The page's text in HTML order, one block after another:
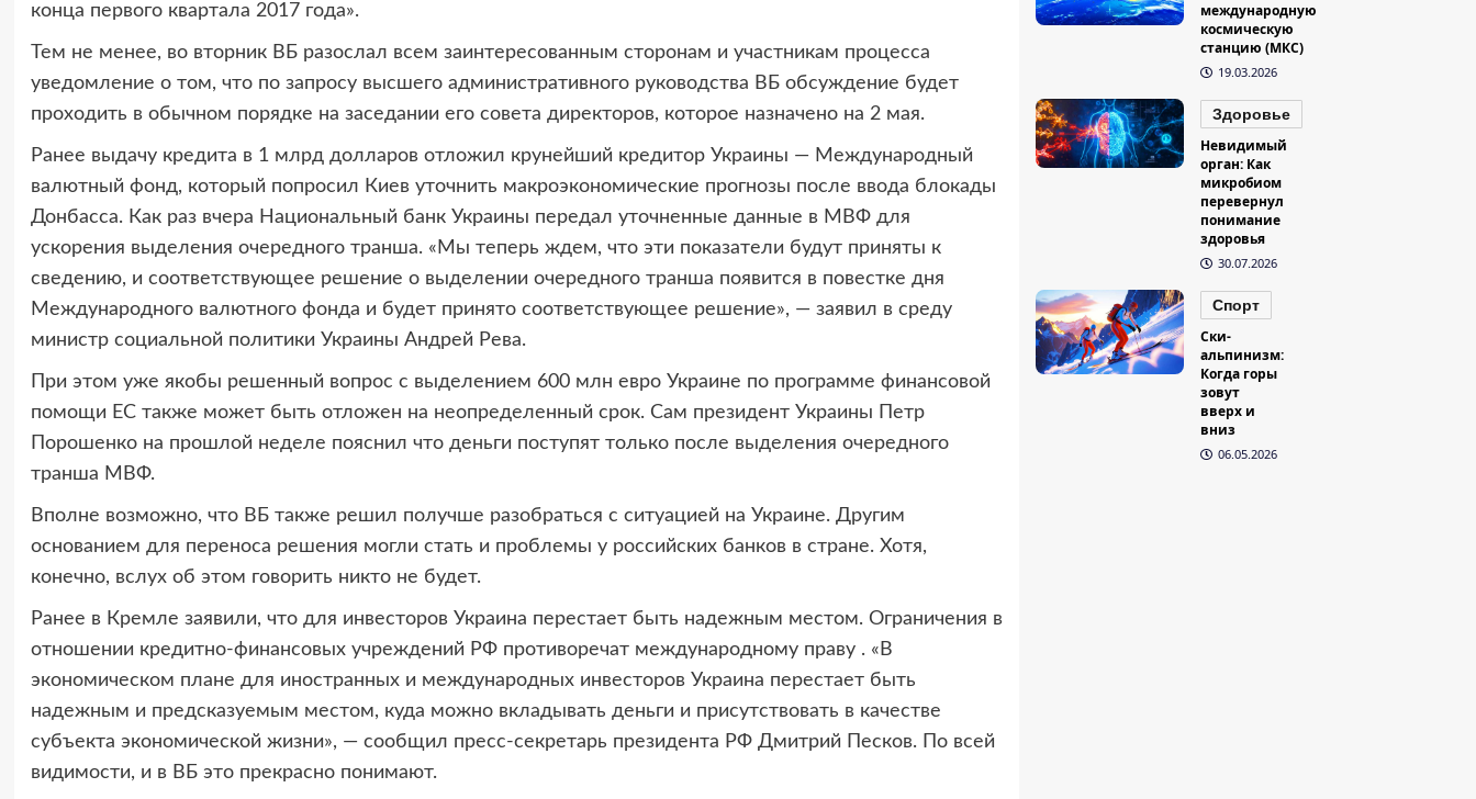
конца первого квартала 2017 года».
Тем не менее, во вторник ВБ разослал всем заинтересованным сторонам и участникам процесса
уведомление о том, что по запросу высшего административного руководства ВБ обсуждение будет
проходить в обычном порядке на заседании его совета директоров, которое назначено на 2 мая.
Ранее выдачу кредита в 1 млрд долларов отложил крунейший кредитор Украины — Международный
валютный фонд, который попросил Киев уточнить макроэкономические прогнозы после ввода блокады
Донбасса. Как раз вчера Национальный банк Украины передал уточненные данные в МВФ для
ускорения выделения очередного транша. «Мы теперь ждем, что эти показатели будут приняты к
сведению, и соответствующее решение о выделении очередного транша появится в повестке дня
Международного валютного фонда и будет принято соответствующее решение», — заявил в среду
министр социальной политики Украины Андрей Рева.
При этом уже якобы решенный вопрос с выделением 600 млн евро Украине по программе финансовой
помощи ЕС также может быть отложен на неопределенный срок. Сам президент Украины Петр
Порошенко на прошлой неделе пояснил что деньги поступят только после выделения очередного
транша МВФ.
Вполне возможно, что ВБ также решил получше разобраться с ситуацией на Украине. Другим
основанием для переноса решения могли стать и проблемы у российских банков в стране. Хотя,
конечно, вслух об этом говорить никто не будет.
Ранее в Кремле заявили, что для инвесторов Украина перестает быть надежным местом. Ограничения в
отношении кредитно-финансовых учреждений РФ противоречат международному праву . «В
экономическом плане для иностранных и международных инвесторов Украина перестает быть
надежным и предсказуемым местом, куда можно вкладывать деньги и присутствовать в качестве
субъекта экономической жизни», — сообщил пресс-секретарь президента РФ Дмитрий Песков. По всей
видимости, и в ВБ это прекрасно понимают.
международную
космическую
станцию (МКС)
19.03.2026
Здоровье
Невидимый
орган: Как
микробиом
перевернул
понимание
здоровья
30.07.2026
Спорт
Ски-
альпинизм:
Когда горы
зовут
вверх и
вниз
06.05.2026